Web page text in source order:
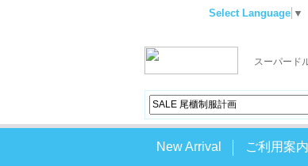
Select Language ▼
スーパード
New Arrival ご利用案内